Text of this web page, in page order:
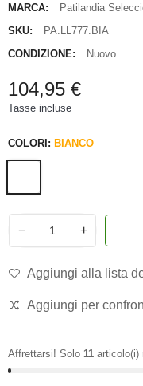
MARCA:
Patilandia
SKU:
PA.LL777.BIA
CONDIZIONE:
Nuovo
104,95 €
Tasse incluse
COLORI: BIANCO
− +
Aggiungi alla lista
Aggiungi per
Affrettarsi! Solo 11 articolo(i)